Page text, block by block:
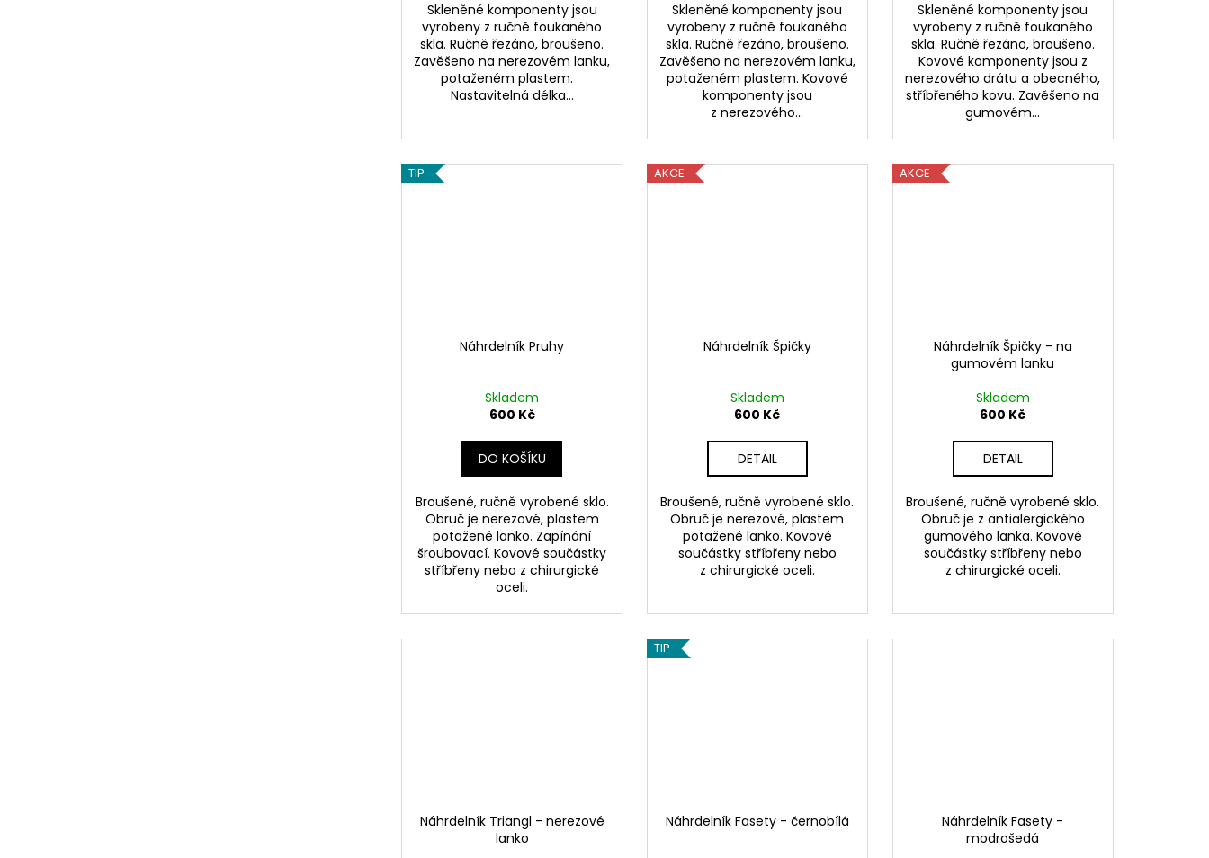
Skleněné komponenty jsou
vyrobeny z ručně foukaného
skla. Ručně řezáno, broušeno.
Zavěšeno na nerezovém lanku,
potaženém plastem.
Nastavitelná délka...
Skleněné komponenty jsou
vyrobeny z ručně foukaného
skla. Ručně řezáno, broušeno.
Zavěšeno na nerezovém lanku,
potaženém plastem. Kovové
komponenty jsou
z nerezového...
Skleněné komponenty jsou
vyrobeny z ručně foukaného
skla. Ručně řezáno, broušeno.
Kovové komponenty jsou z
nerezového drátu a obecného,
stříbřeného kovu. Zavěšeno na
gumovém...
TIP
Náhrdelník Pruhy
Skladem
600 Kč
DO KOŠÍKU
Broušené, ručně vyrobené sklo.
Obruč je nerezové, plastem
potažené lanko. Zapínání
šroubovací. Kovové součástky
stříbřeny nebo z chirurgické
oceli.
AKCE
Náhrdelník Špičky
Skladem
600 Kč
DETAIL
Broušené, ručně vyrobené sklo.
Obruč je nerezové, plastem
potažené lanko. Kovové
součástky stříbřeny nebo
z chirurgické oceli.
AKCE
Náhrdelník Špičky - na
gumovém lanku
Skladem
600 Kč
DETAIL
Broušené, ručně vyrobené sklo.
Obruč je z antialergického
gumového lanka. Kovové
součástky stříbřeny nebo
z chirurgické oceli.
Náhrdelník Triangl - nerezové
lanko
TIP
Náhrdelník Fasety - černobílá
Náhrdelník Fasety -
modrošedá